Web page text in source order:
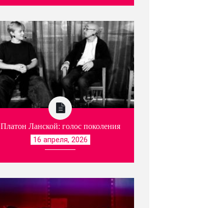
Платон Ланской: голос поколения
16 апреля, 2026